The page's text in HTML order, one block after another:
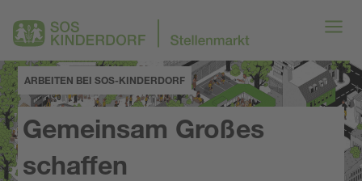
ARBEITEN BEI SOS-KINDERDORF
Gemeinsam Großes
schaffen